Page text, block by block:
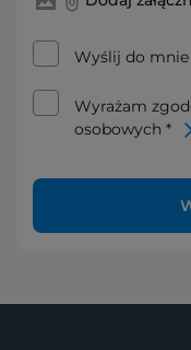
Wyślij do
Wyrażam
osobowych *